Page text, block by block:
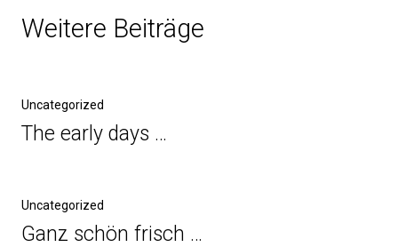
Weitere Beiträge
Uncategorized
The early days …
Uncategorized
Ganz schön frisch …